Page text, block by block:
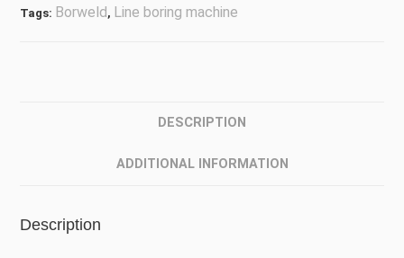
Tags: Borweld, Line boring machine
DESCRIPTION
ADDITIONAL INFORMATION
Description